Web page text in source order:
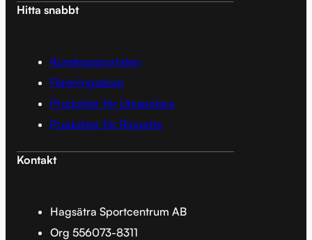
Hitta snabbt
Kunskapsportalen
Föreningsshop
Produkter för Utespelare
Produkter för Ringette
Kontakt
Hagsätra Sportcentrum AB
Org 556073-8311